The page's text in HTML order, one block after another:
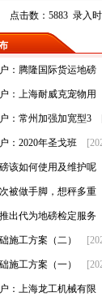
点击数：5883 录入
：腾隆国际货运地磅
：上海耐威克宠物用
：常州加强加宽型3
：2020年圣戈班
该如何使用及维护呢
被做手脚，想秤多重
出代为地磅检定服务
施工方案（二）
施工方案（一）
：上海龙工机械有限